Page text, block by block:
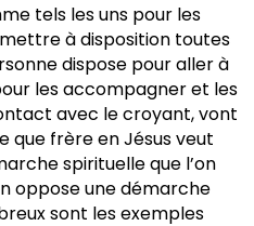
tels les uns pour les
à disposition toutes
dispose pour aller à
les accompagner et les
avec le croyant, vont
frère en Jésus veut
spirituelle que l’on
oppose une démarche
sont les exemples